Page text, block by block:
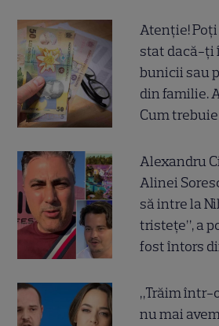
Atenție!
stat dacă-ți
bunicii sau
din familie.
Cum
Alexandru
Alinei
să intre la
tristețe”, a
fost întors
„Trăim într-
nu mai